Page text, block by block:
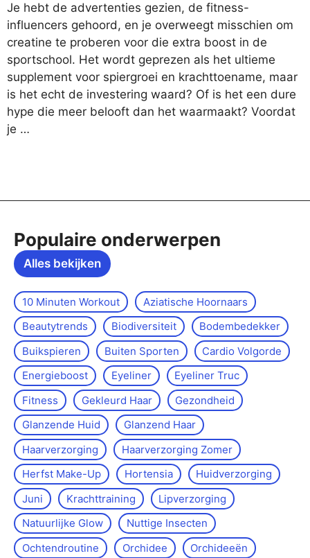
Je hebt de advertenties gezien, de fitness-
influencers gehoord, en je overweegt misschien om
creatine te proberen voor die extra boost in de
sportschool. Het wordt geprezen als het ultieme
supplement voor spiergroei en krachttoename, maar
is het echt de investering waard? Of is het een dure
hype die meer belooft dan het waarmaakt? Voordat
je …
Populaire onderwerpen
Alles bekijken
10 Minuten Workout
Aziatische Hoornaars
Beautytrends
Biodiversiteit
Bodembedekker
Buikspieren
Buiten Sporten
Cardio Volgorde
Energieboost
Eyeliner
Eyeliner Truc
Fitness
Gekleurd Haar
Gezondheid
Glanzende Huid
Glanzend Haar
Haarverzorging
Haarverzorging Zomer
Herfst Make-Up
Hortensia
Huidverzorging
Juni
Krachttraining
Lipverzorging
Natuurlijke Glow
Nuttige Insecten
Ochtendroutine
Orchidee
Orchideeën